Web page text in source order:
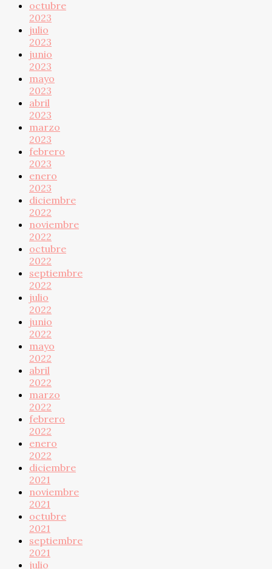
octubre
2023
julio
2023
junio
2023
mayo
2023
abril
2023
marzo
2023
febrero
2023
enero
2023
diciembre
2022
noviembre
2022
octubre
2022
septiembre
2022
julio
2022
junio
2022
mayo
2022
abril
2022
marzo
2022
febrero
2022
enero
2022
diciembre
2021
noviembre
2021
octubre
2021
septiembre
2021
julio